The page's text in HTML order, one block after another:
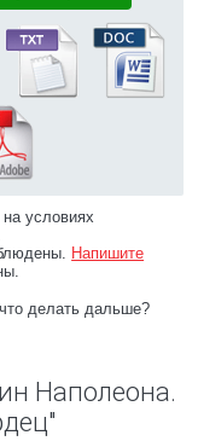
на условиях
Напишите
делать дальше?
Наполеона.